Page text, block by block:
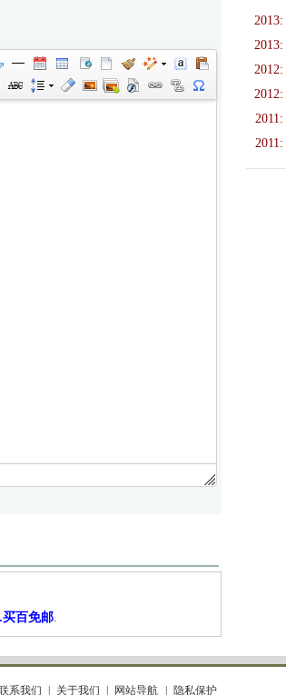
百免邮.
2013:
2013:
2012:
2012:
2011:
2011:
系我们 关于我们 网站导航 隐私保护